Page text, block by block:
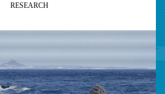
RESEARCH